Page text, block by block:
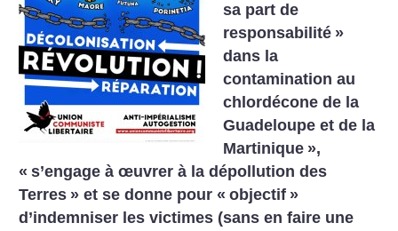
sa part de
responsabilité »
dans la
contamination au
chlordécone de la
Guadeloupe et de la
Martinique »,
« s’engage à œuvrer à la dépollution des
Terres » et se donne pour « objectif »
d’indemniser les victimes (sans en faire une